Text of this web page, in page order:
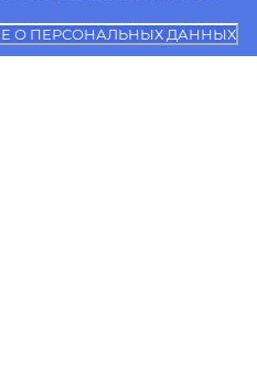
О ПЕРСОНАЛЬНЫХ ДАННЫХ